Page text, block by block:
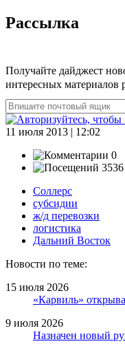
Рассылка
Получайте дайджест
интересных материалов
11 июля 2013 | 12:02
0
3536
Соллерс
субсидии
ж/д перевозки
логистика
Дальний Восток
Новости по теме:
15 июля 2026
«Карвиль»
9 июля 2026
Назначен новый